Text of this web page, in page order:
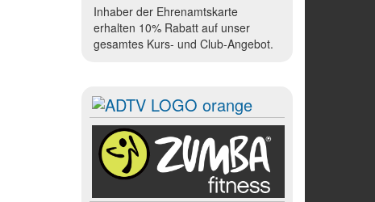
Inhaber der Ehrenamtskarte
erhalten 10% Rabatt auf unser
gesamtes Kurs- und Club-Angebot.